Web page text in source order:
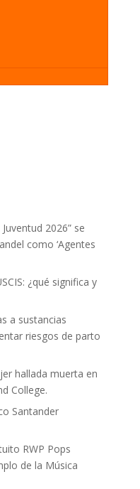
2026” se
como ‘Agentes
¿qué significa y
a sustancias
riesgos de parto
hallada muerta en
College.
Santander
RWP Pops
de la Música